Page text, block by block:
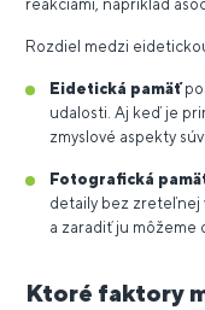
reakciami, napríklad
Rozdiel medzi
Eidetická pamäť
udalosti. Aj keď je
zmyslové aspekty
Fotografická
detaily bez zreteľnej
a zaradiť ju môžeme
Ktoré faktory